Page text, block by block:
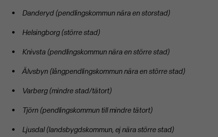
Danderyd (pendlingskommun nära en storstad)
Helsingborg (större stad)
Knivsta (pendlingskommun nära en större stad)
Älvsbyn (långpendlingskommun nära en större stad)
Varberg (mindre stad/tätort)
Tjörn (pendlingskommun till mindre tätort)
Ljusdal (landsbygdskommun, ej nära större stad)